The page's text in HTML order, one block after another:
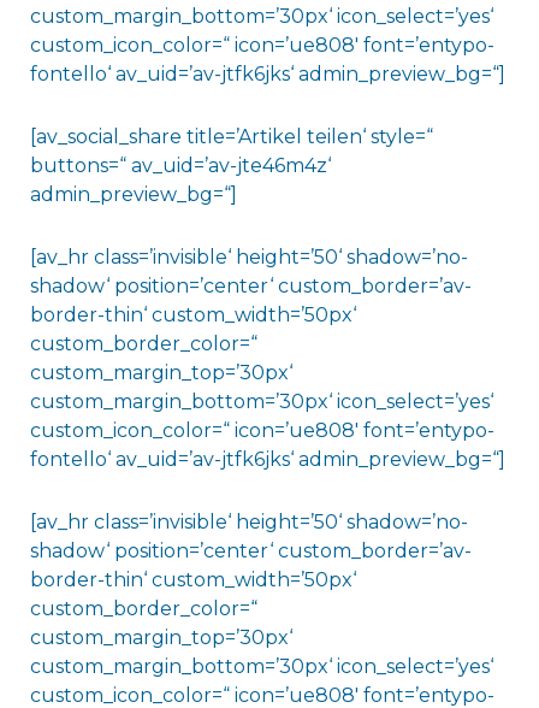
custom_margin_bottom=’30px‘ icon_select=’yes‘
custom_icon_color=“ icon=’ue808′ font=’entypo-
fontello‘ av_uid=’av-jtfk6jks‘ admin_preview_bg=“]
[av_social_share title=’Artikel teilen‘ style=“
buttons=“ av_uid=’av-jte46m4z‘
admin_preview_bg=“]
[av_hr class=’invisible‘ height=’50‘ shadow=’no-
shadow‘ position=’center‘ custom_border=’av-
border-thin‘ custom_width=’50px‘
custom_border_color=“
custom_margin_top=’30px‘
custom_margin_bottom=’30px‘ icon_select=’yes‘
custom_icon_color=“ icon=’ue808′ font=’entypo-
fontello‘ av_uid=’av-jtfk6jks‘ admin_preview_bg=“]
[av_hr class=’invisible‘ height=’50‘ shadow=’no-
shadow‘ position=’center‘ custom_border=’av-
border-thin‘ custom_width=’50px‘
custom_border_color=“
custom_margin_top=’30px‘
custom_margin_bottom=’30px‘ icon_select=’yes‘
custom_icon_color=“ icon=’ue808′ font=’entypo-